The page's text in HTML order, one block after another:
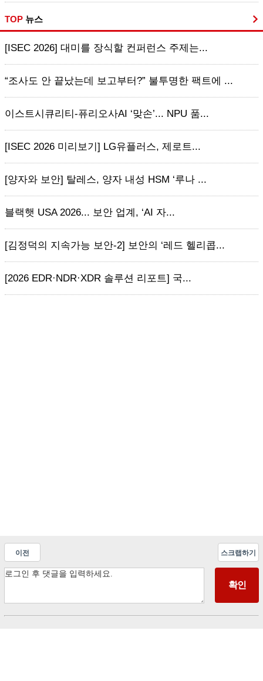
TOP 뉴스
[ISEC 2026] 대미를 장식할 컨퍼런스 주제는...
“조사도 안 끝났는데 보고부터?” 불투명한 팩트에 ...
이스트시큐리티-퓨리오사AI ‘맞손’... NPU 품...
[ISEC 2026 미리보기] LG유플러스, 제로트...
[양자와 보안] 탈레스, 양자 내성 HSM ‘루나 ...
블랙햇 USA 2026... 보안 업계, ‘AI 자...
[김정덕의 지속가능 보안-2] 보안의 ‘레드 헬리콥...
[2026 EDR·NDR·XDR 솔루션 리포트] 국...
이전 스크랩하기